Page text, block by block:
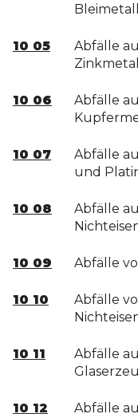
10 05
Abfälle
10 06
Abfälle
10 07
Abfälle
und
10 08
Abfälle
10 09 Abfälle
10 10
Abfälle
10 11
Abfälle
10 12
Abfälle